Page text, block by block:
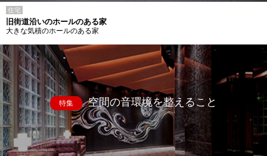
住宅
旧街道沿いのホールのある家
大きな気積のホールのある家
特集 空間の音環境を整えること